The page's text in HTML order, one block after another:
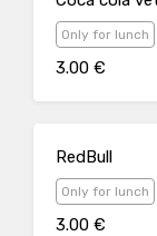
Only for lunch
3.00 €
RedBull
Only for lunch
3.00 €